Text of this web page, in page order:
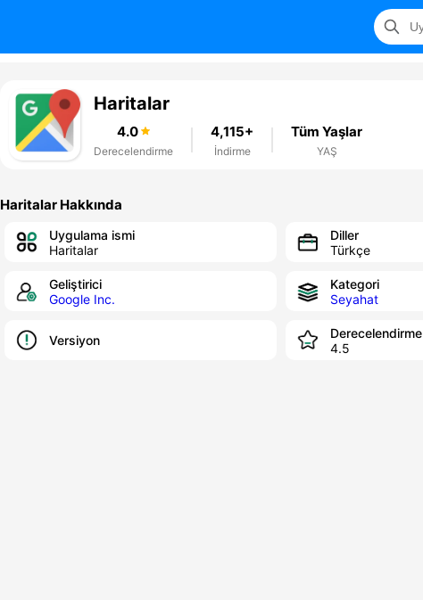
Haritalar
4.0
Derecelendirme
4,115+
İndirme
Tüm Yaşlar
YAŞ
Haritalar Hakkında
Uygulama ismi
Haritalar
Diller
Türkçe
Geliştirici
Google Inc.
Kategori
Seyahat
Versiyon
Derecelendirme
4.5